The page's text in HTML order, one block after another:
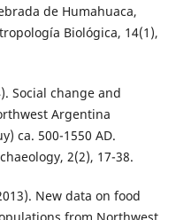
de Humahuaca,
Biológica, 14(1),
Social change and
Argentina
ca. 500-1550 AD.
2(2), 17-38.
New data on food